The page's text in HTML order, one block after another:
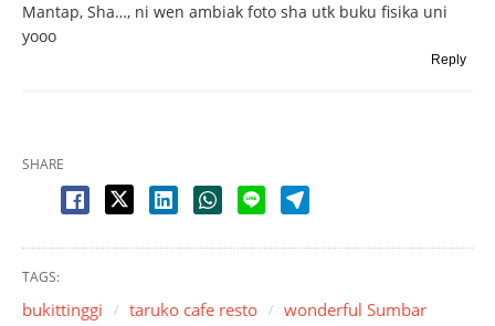
Mantap, Sha…, ni wen ambiak foto sha utk buku fisika uni
yooo
Reply
SHARE
TAGS:
bukittinggi taruko cafe resto wonderful Sumbar